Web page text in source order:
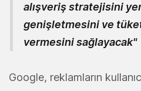
alışveriş stratejisini
genişletmesini ve
vermesini sağlayacak"
Google, reklamların